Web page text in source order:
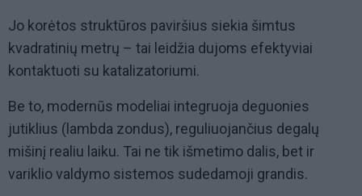
Jo korėtos struktūros paviršius siekia šimtus
kvadratinių metrų – tai leidžia dujoms efektyviai
kontaktuoti su katalizatoriumi.
Be to, modernūs modeliai integruoja deguonies
jutiklius (lambda zondus), reguliuojančius degalų
mišinį realiu laiku. Tai ne tik išmetimo dalis, bet ir
variklio valdymo sistemos sudedamoji grandis.